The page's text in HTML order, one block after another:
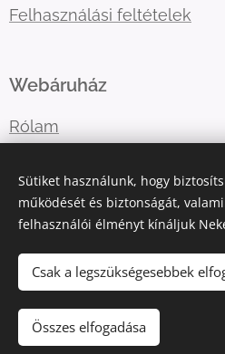
Felhasználási feltételek
Webáruház
Rólam
E-mail:
Az oldalt a Webnode
Sütiket használunk, hogy
működését és biztonságát,
felhasználói élményt kínáljuk
Csak a legszükségesebbek
Összes elfogadása